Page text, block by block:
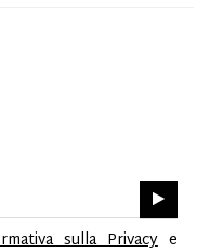
sulla Privacye